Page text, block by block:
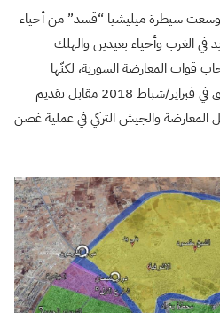
توسعت سيطرة ميليشيا “قسد” من أحياء
في الغرب وأحياء بعيدين والهلك
قوات المعارضة السورية، لكنّها
اضطرت إلى تسليمها للنظام السابق في فبراير/شباط 2018 مقابل تقديم
المعارضة والجيش التركي في عملية غصن